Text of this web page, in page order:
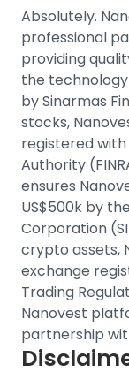
Absolutely.
professional
providing
the
by Sinarmas
stocks,
registered
Authority
ensures
US$500k by
Corporation
crypto assets,
exchange
Trading
Nanovest
partnership